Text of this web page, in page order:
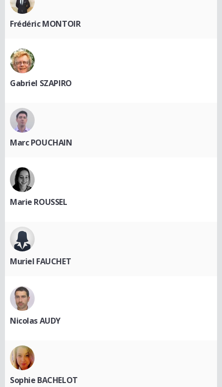
Frédéric MONTOIR
Gabriel SZAPIRO
Marc POUCHAIN
Marie ROUSSEL
Muriel FAUCHET
Nicolas AUDY
Sophie BACHELOT